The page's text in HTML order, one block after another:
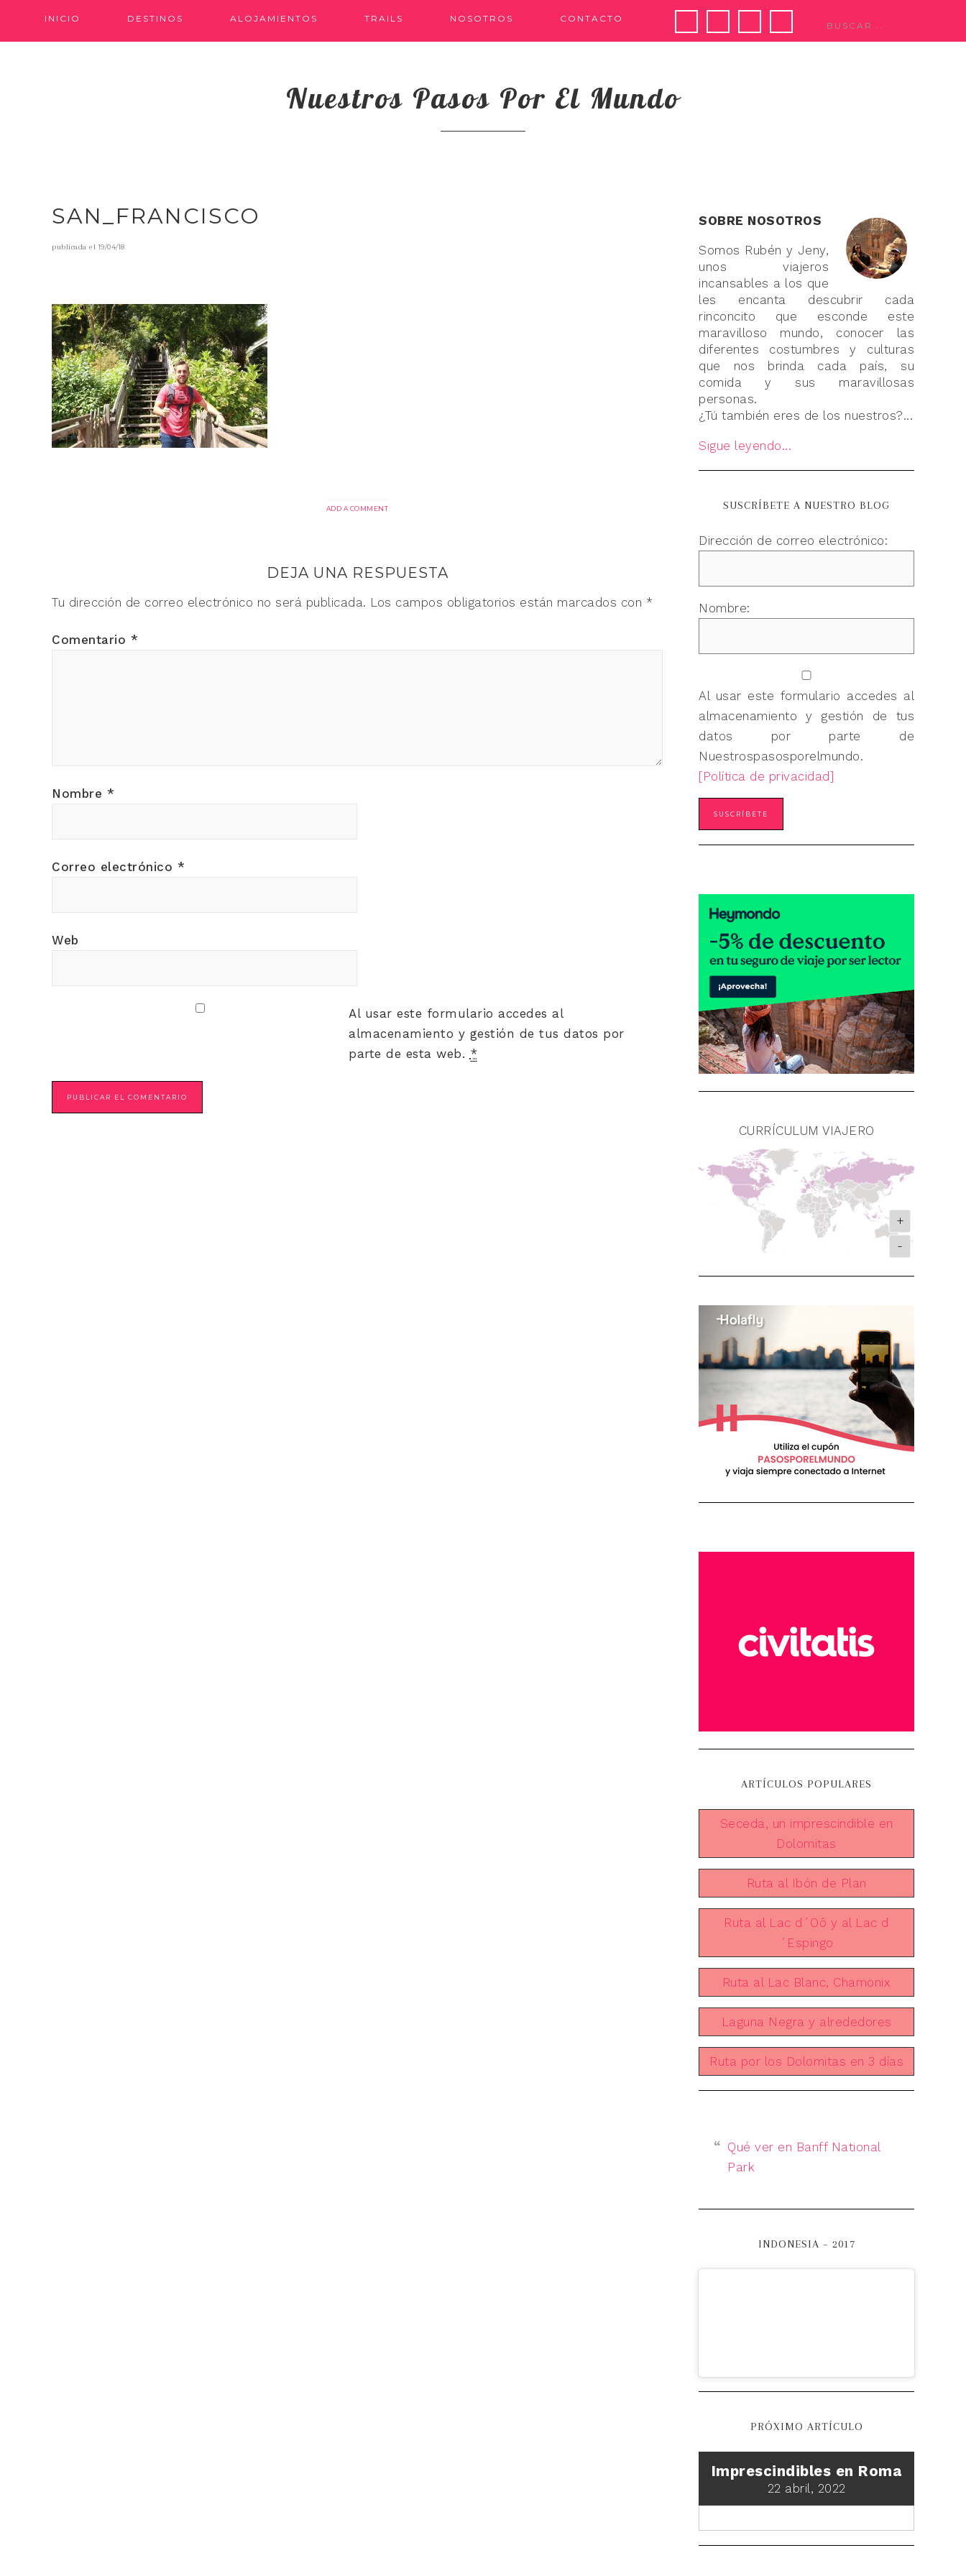
INICIO DESTINOS ALOJAMIENTOS TRAILS NOSOTROS CONTACTO
Nuestros Pasos Por El Mundo
SAN_FRANCISCO
publicada el19/04/18
ADD A COMMENT
DEJA UNA RESPUESTA
Tu dirección de correo electrónico no será publicada. Los campos obligatorios están marcados con *
Comentario *
Nombre *
Correo electrónico *
Web
Al usar este formulario accedes al
almacenamiento y gestión de tus datos por
parte de esta web. *
SOBRE NOSOTROS
Somos Rubén y Jeny,
unos viajeros
incansables a los que
les encanta descubrir cada
rinconcito que esconde este
maravilloso mundo, conocer las
diferentes costumbres y culturas
que nos brinda cada país, su
comida y sus maravillosas
personas.
¿Tú también eres de los nuestros?...
Sigue leyendo...
SUSCRÍBETE A NUESTRO BLOG
Dirección de correo electrónico:
Nombre:
Al usar este formulario accedes al
almacenamiento y gestión de tus
datos por parte de
Nuestrospasosporelmundo.
[Política de privacidad]
CURRÍCULUM VIAJERO
+
-
ARTÍCULOS POPULARES
Seceda, un imprescindible en
Dolomitas
Ruta al Ibón de Plan
Ruta al Lac d´Oô y al Lac d
´Espingo
Ruta al Lac Blanc, Chamonix
Laguna Negra y alrededores
Ruta por los Dolomitas en 3 días
Qué ver en Banff National
Park
INDONESIA – 2017
PRÓXIMO ARTÍCULO
Imprescindibles en Roma
22 abril, 2022